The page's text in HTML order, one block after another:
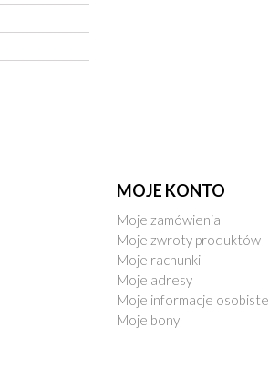
MOJE KONTO
Moje zamówienia
Moje zwroty produktów
Moje rachunki
Moje adresy
Moje informacje osobiste
Moje bony